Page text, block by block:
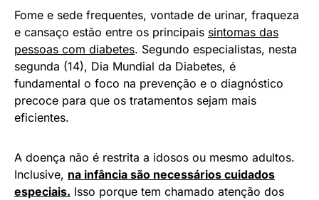
Fome e sede frequentes, vontade de urinar, fraqueza
e cansaço estão entre os principais sintomas das
pessoas com diabetes. Segundo especialistas, nesta
segunda (14), Dia Mundial da Diabetes, é
fundamental o foco na prevenção e o diagnóstico
precoce para que os tratamentos sejam mais
eficientes.
A doença não é restrita a idosos ou mesmo adultos.
Inclusive, na infância são necessários cuidados
especiais. Isso porque tem chamado atenção dos